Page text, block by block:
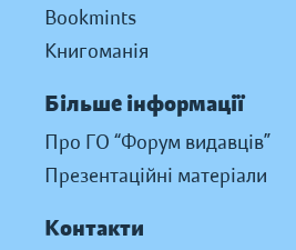
Bookmints
Книгоманія
Більше інформації
Про ГО “Форум видавців”
Презентаційні матеріали
Контакти